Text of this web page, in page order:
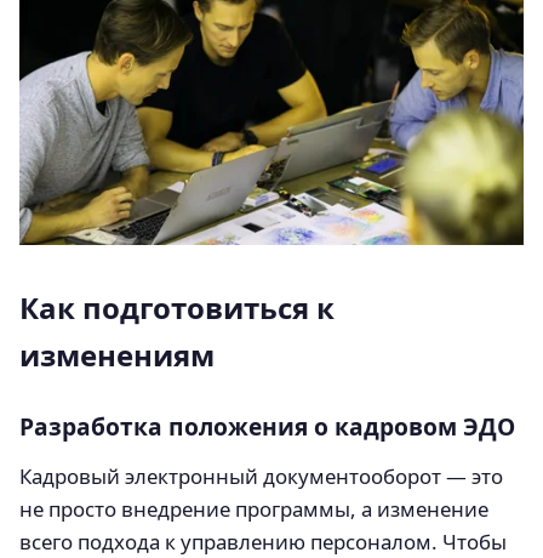
Как подготовиться к
изменениям
Разработка положения о кадровом ЭДО
Кадровый электронный документооборот — это
не просто внедрение программы, а изменение
всего подхода к управлению персоналом. Чтобы